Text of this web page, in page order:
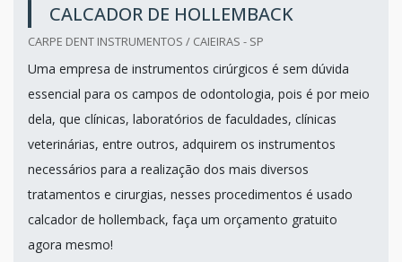
CALCADOR DE HOLLEMBACK
CARPE DENT INSTRUMENTOS / CAIEIRAS - SP
Uma empresa de instrumentos cirúrgicos é sem dúvida
essencial para os campos de odontologia, pois é por meio
dela, que clínicas, laboratórios de faculdades, clínicas
veterinárias, entre outros, adquirem os instrumentos
necessários para a realização dos mais diversos
tratamentos e cirurgias, nesses procedimentos é usado
calcador de hollemback, faça um orçamento gratuito
agora mesmo!